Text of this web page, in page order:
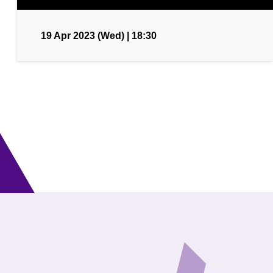
19 Apr 2023 (Wed) | 18:30